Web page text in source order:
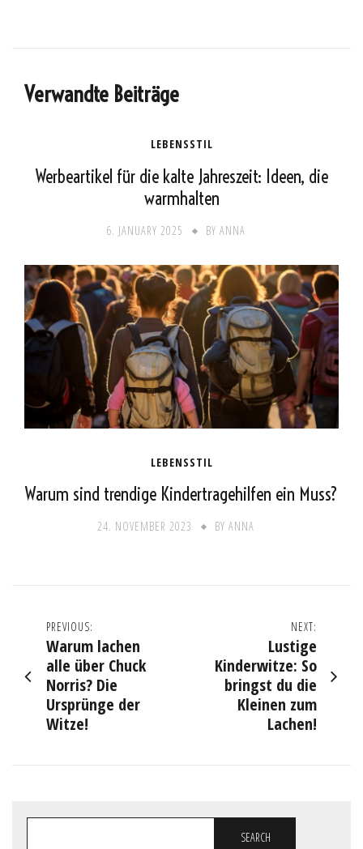
Verwandte Beiträge
LEBENSSTIL
Werbeartikel für die kalte Jahreszeit: Ideen, die
warmhalten
6. JANUARY 2025 BY ANNA
LEBENSSTIL
Warum sind trendige Kindertragehilfen ein Muss?
24. NOVEMBER 2023 BY ANNA
Post
navigation
PREVIOUS:
Warum lachen
alle über Chuck
Norris? Die
Ursprünge der
Witze!
NEXT:
Lustige
Kinderwitze: So
bringst du die
Kleinen zum
Lachen!
SEARCH